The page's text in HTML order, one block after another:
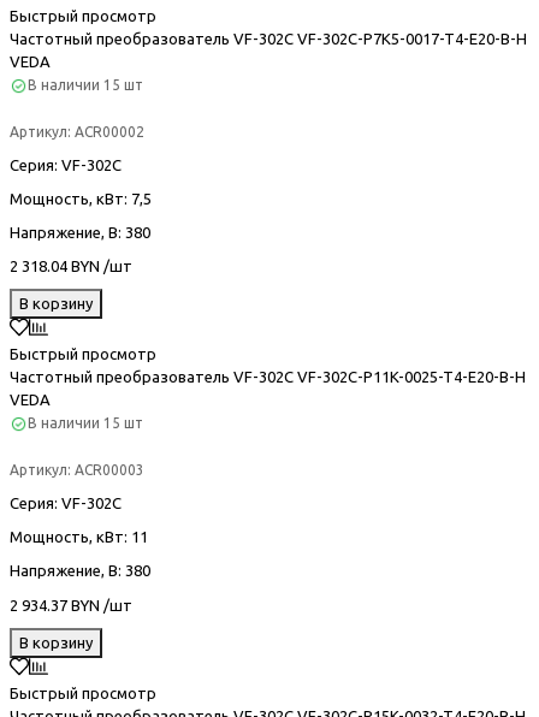
Быстрый просмотр
Частотный преобразователь VF-302С VF-302C-P7K5-0017-T4-E20-B-H
VEDA
В наличии 15 шт
Артикул: ACR00002
Серия: VF-302С
Мощность, кВт: 7,5
Напряжение, В: 380
2 318.04 BYN /шт
В корзину
Быстрый просмотр
Частотный преобразователь VF-302С VF-302C-P11K-0025-T4-E20-B-H
VEDA
В наличии 15 шт
Артикул: ACR00003
Серия: VF-302С
Мощность, кВт: 11
Напряжение, В: 380
2 934.37 BYN /шт
В корзину
Быстрый просмотр